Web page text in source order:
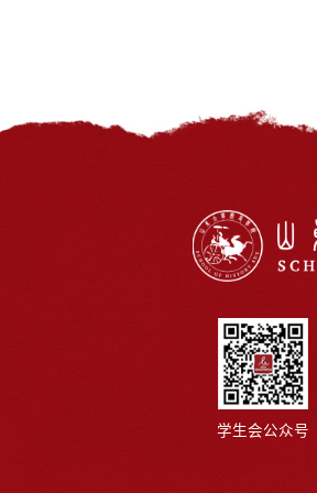
学生会公众号